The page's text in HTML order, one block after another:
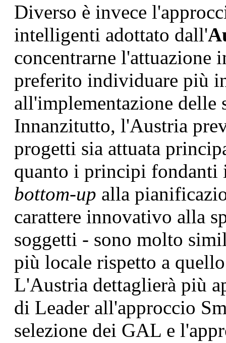
Diverso è invece
intelligenti adottato dall'
concentrarne l'attuazione
preferito individuare più
all'implementazione delle
Innanzitutto, l'Austria
progetti sia attuata
quanto i principi fondanti
bottom-up alla
carattere innovativo alla
soggetti - sono molto
più locale rispetto a
L'Austria dettaglierà più
di Leader all'approccio
selezione dei GAL e